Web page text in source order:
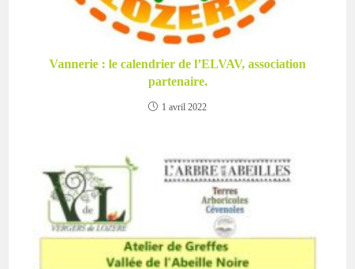
Vannerie : le calendrier de l’ELVAV, association
partenaire.
1 avril 2022